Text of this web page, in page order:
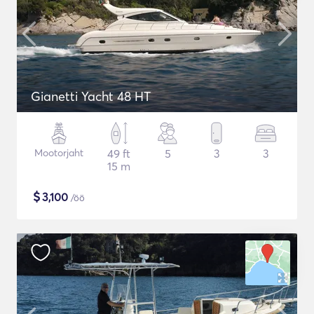
Gianetti Yacht 48 HT
Mootorjaht
49 ft
15 m
5 3 3
$3,100 /öö